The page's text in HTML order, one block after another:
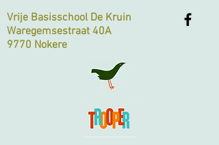
Vrije Basisschool De Kruin
Waregemsestraat 40A
9770 Nokere